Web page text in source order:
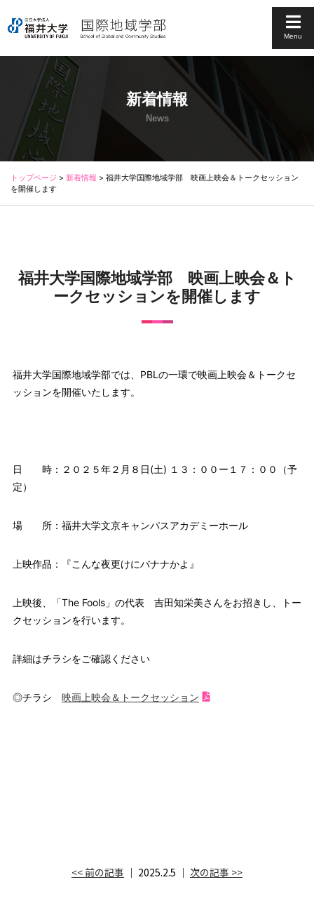
Menu
新着情報
News
トップページ > 新着情報 > 福井大学国際地域学部 映画上映会＆トークセッション
を開催します
福井大学国際地域学部 映画上映会＆ト
ークセッションを開催します
福井大学国際地域学部では、PBLの一環で映画上映会＆トークセ
ッションを開催いたします。
日 時：２０２５年２月８日(土) １３：００ー１７：００（予
定）
場 所：福井大学文京キャンパスアカデミーホール
上映作品：『こんな夜更けにバナナかよ』
上映後、「The Fools」の代表 吉田知栄美さんをお招きし、トー
クセッションを行います。
詳細はチラシをご確認ください
◎チラシ 映画上映会＆トークセッション
<< 前の記事 │ 2025.2.5 │ 次の記事 >>